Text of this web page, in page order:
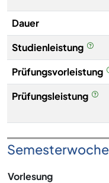
Dauer
Studienleistung
Prüfungsvorleistung
Prüfungsleistung
Vorlesung